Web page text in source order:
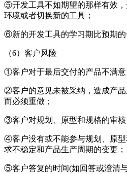
⑤开发工具不如期望的那样有效
环境或者切换新的工具；
⑥新的开发工具的学习期比预期的
（6）客户风险
①客户对于最后交付的产品不满意
②客户的意见未被采纳，造成产
而必须重做；
③客户对规划、原型和规格的审核
④客户没有或不能参与规划、原
求不稳定和产品生产周期的变更；
⑤客户答复的时间(如回答或澄清